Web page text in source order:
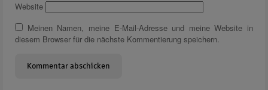
Website
Meinen Namen, meine E-Mail-Adresse und meine Website in
diesem Browser für die nächste Kommentierung speichern.